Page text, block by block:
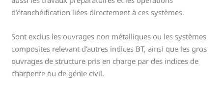
d’étanchéification liées directement à ces systèmes.
Sont exclus les ouvrages non métalliques ou les systèmes
composites relevant d’autres indices BT, ainsi que les gros
ouvrages de structure pris en charge par des indices de
charpente ou de génie civil.